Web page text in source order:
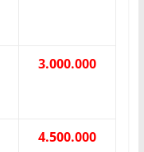
3.000.000
4.500.000